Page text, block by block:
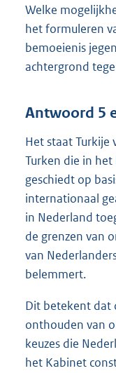
Welke
het formuleren
bemoeienis
achtergrond
Antwoord 5
Het staat
Turken die in
geschiedt op
internationaal
in Nederland
de grenzen van
van
belemmert.
Dit betekent dat
onthouden van
keuzes die
het Kabinet